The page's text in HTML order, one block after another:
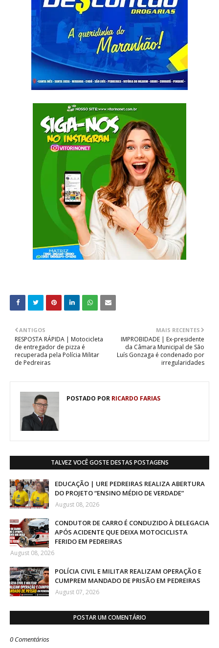
MAIS RECENTES
IMPROBIDADE | Ex-presidente
da Câmara Municipal de São
Luís Gonzaga é condenado por
irregularidades
ANTIGOS
RESPOSTA RÁPIDA | Motocicleta
de entregador de pizza é
recuperada pela Polícia Militar
de Pedreiras
POSTADO POR RICARDO FARIAS
TALVEZ VOCÊ GOSTE DESTAS POSTAGENS
EDUCAÇÃO | URE PEDREIRAS REALIZA ABERTURA
DO PROJETO “ENSINO MÉDIO DE VERDADE”
August 08, 2026
CONDUTOR DE CARRO É CONDUZIDO À DELEGACIA
APÓS ACIDENTE QUE DEIXA MOTOCICLISTA
FERIDO EM PEDREIRAS
August 08, 2026
POLÍCIA CIVIL E MILITAR REALIZAM OPERAÇÃO E
CUMPREM MANDADO DE PRISÃO EM PEDREIRAS
August 07, 2026
POSTAR UM COMENTÁRIO
0 Comentários